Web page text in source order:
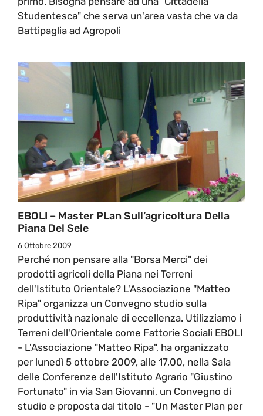
Studentesca" che serva un'area vasta che va da
Battipaglia ad Agropoli
EBOLI – Master PLan Sull’agricoltura Della
Piana Del Sele
6 Ottobre 2009
Perché non pensare alla "Borsa Merci" dei
prodotti agricoli della Piana nei Terreni
dell'Istituto Orientale? L'Associazione "Matteo
Ripa" organizza un Convegno studio sulla
produttività nazionale di eccellenza. Utilizziamo i
Terreni dell'Orientale come Fattorie Sociali EBOLI
- L'Associazione "Matteo Ripa", ha organizzato
per lunedì 5 ottobre 2009, alle 17,00, nella Sala
delle Conferenze dell'Istituto Agrario "Giustino
Fortunato" in via San Giovanni, un Convegno di
studio e proposta dal titolo - "Un Master Plan per